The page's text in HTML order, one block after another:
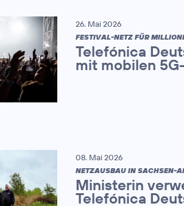
26. Mai 2026
FESTIVAL-NETZ FÜR
Telefónica
mit mobilen
08. Mai 2026
NETZAUSBAU IN SACHSEN-
Ministerin
Telefónica